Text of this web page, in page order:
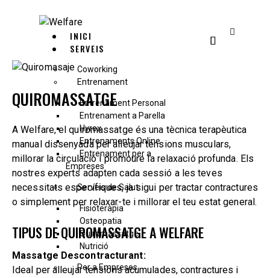
INICI
SERVEIS
Coworking
Entrenament
Entrenament Personal
Entrenament a Parella
Hyrox
Entrenaments Online
Entrenament per a
Empreses
Serveis de Salut
Fisioteràpia
Osteopatia
Quiromassatge
Nutrició
Per a Empreses
QUIROMASSATGE
A Welfare, el quiromassatge és una tècnica terapèutica
manual dissenyada per alleujar tensions musculars,
millorar la circulació i promoure la relaxació profunda. Els
nostres experts adapten cada sessió a les teves
necessitats específiques, ja sigui per tractar contractures
o simplement per relaxar-te i millorar el teu estat general.
TIPUS DE QUIROMASSATGE A WELFARE
Massatge Descontracturant:
Ideal per alleujar tensions acumulades, contractures i